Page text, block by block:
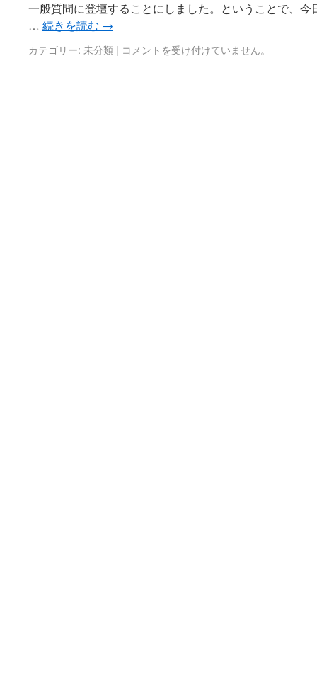
一般質問に登壇することにしました。ということで、
… 続きを読む →
カテゴリー: 未分類 | コメントを受け付けていません。